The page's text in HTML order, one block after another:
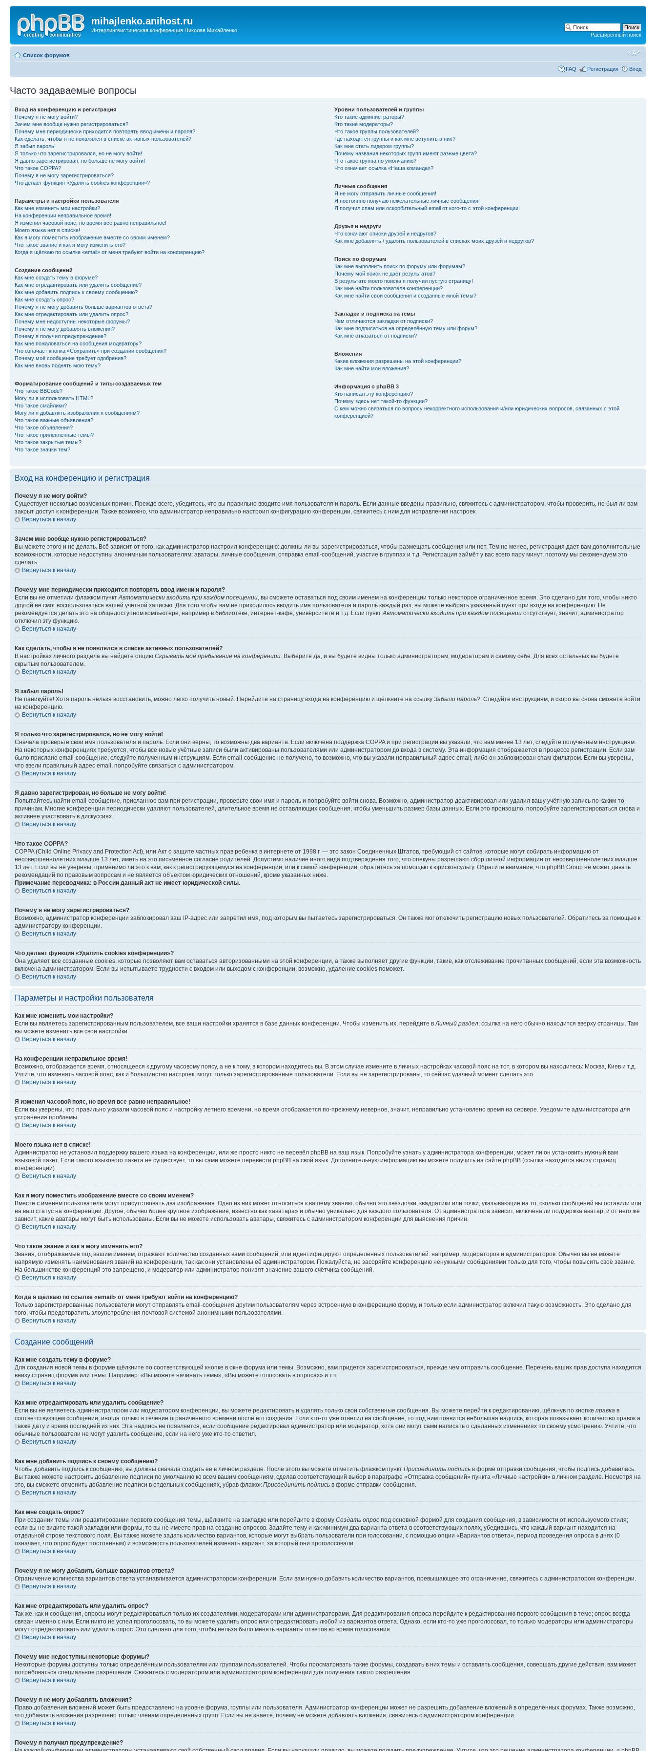
mihajlenko.anihost.ru
Интерлингвистическая конференция Николая Михайленко
Расширенный поиск
Список форумов
FAQ Регистрация Вход
Часто задаваемые вопросы
Вход на конференцию и регистрация
Почему я не могу войти?
Зачем мне вообще нужно регистрироваться?
Почему мне периодически приходится повторять ввод имени и пароля?
Как сделать, чтобы я не появлялся в списке активных пользователей?
Я забыл пароль!
Я только что зарегистрировался, но не могу войти!
Я давно зарегистрирован, но больше не могу войти!
Что такое COPPA?
Почему я не могу зарегистрироваться?
Что делает функция «Удалить cookies конференции»?
Параметры и настройки пользователя
Как мне изменить мои настройки?
На конференции неправильное время!
Я изменил часовой пояс, но время все равно неправильное!
Моего языка нет в списке!
Как я могу поместить изображение вместе со своим именем?
Что такое звание и как я могу изменить его?
Когда я щёлкаю по ссылке «email» от меня требуют войти на конференцию?
Создание сообщений
Как мне создать тему в форуме?
Как мне отредактировать или удалить сообщение?
Как мне добавить подпись к своему сообщению?
Как мне создать опрос?
Почему я не могу добавить больше вариантов ответа?
Как мне отредактировать или удалить опрос?
Почему мне недоступны некоторые форумы?
Почему я не могу добавлять вложения?
Почему я получил предупреждение?
Как мне пожаловаться на сообщения модератору?
Что означает кнопка «Сохранить» при создании сообщения?
Почему моё сообщение требует одобрения?
Как мне вновь поднять мою тему?
Форматирование сообщений и типы создаваемых тем
Что такое BBCode?
Могу ли я использовать HTML?
Что такое смайлики?
Могу ли я добавлять изображения к сообщениям?
Что такое важные объявления?
Что такое объявления?
Что такое прилепленные темы?
Что такое закрытые темы?
Что такое значки тем?
Уровни пользователей и группы
Кто такие администраторы?
Кто такие модераторы?
Что такое группы пользователей?
Где находятся группы и как мне вступить в них?
Как мне стать лидером группы?
Почему названия некоторых групп имеют разные цвета?
Что такое группа по умолчанию?
Что означает ссылка «Наша команда»?
Личные сообщения
Я не могу отправить личные сообщения!
Я постоянно получаю нежелательные личные сообщения!
Я получил спам или оскорбительный email от кого-то с этой конференции!
Друзья и недруги
Что означают списки друзей и недругов?
Как мне добавлять / удалять пользователей в списках моих друзей и недругов?
Поиск по форумам
Как мне выполнить поиск по форуму или форумам?
Почему мой поиск не даёт результатов?
В результате моего поиска я получил пустую страницу!
Как мне найти пользователя конференции?
Как мне найти свои сообщения и созданные мной темы?
Закладки и подписка на темы
Чем отличаются закладки от подписки?
Как мне подписаться на определённую тему или форум?
Как мне отказаться от подписки?
Вложения
Какие вложения разрешены на этой конференции?
Как мне найти мои вложения?
Информация о phpBB 3
Кто написал эту конференцию?
Почему здесь нет такой-то функции?
С кем можно связаться по вопросу некорректного использования и/или юридических вопросов, связанных с этой
конференцией?
Вход на конференцию и регистрация
Почему я не могу войти?
Существует несколько возможных причин. Прежде всего, убедитесь, что вы правильно вводите имя пользователя и пароль. Если данные введены правильно, свяжитесь с администратором, чтобы проверить, не был ли вам
закрыт доступ к конференции. Также возможно, что администратор неправильно настроил конфигурацию конференции, свяжитесь с ним для исправления настроек.
Вернуться к началу
Зачем мне вообще нужно регистрироваться?
Вы можете этого и не делать. Всё зависит от того, как администратор настроил конференцию: должны ли вы зарегистрироваться, чтобы размещать сообщения или нет. Тем не менее, регистрация дает вам дополнительные
возможности, которые недоступны анонимным пользователям: аватары, личные сообщения, отправка email-сообщений, участие в группах и т.д. Регистрация займёт у вас всего пару минут, поэтому мы рекомендуем это
сделать.
Вернуться к началу
Почему мне периодически приходится повторять ввод имени и пароля?
Если вы не отметили флажком пункт Автоматически входить при каждом посещении , вы сможете оставаться под своим именем на конференции только некоторое ограниченное время. Это сделано для того, чтобы никто
другой не смог воспользоваться вашей учётной записью. Для того чтобы вам не приходилось вводить имя пользователя и пароль каждый раз, вы можете выбрать указанный пункт при входе на конференцию. Не
рекомендуется делать это на общедоступном компьютере, например в библиотеке, интернет-кафе, университете и т.д. Если пункт Автоматически входить при каждом посещении отсутствует, значит, администратор
отключил эту функцию.
Вернуться к началу
Как сделать, чтобы я не появлялся в списке активных пользователей?
В настройках личного раздела вы найдете опцию Скрывать моё пребывание на конференции . Выберите Да , и вы будете видны только администраторам, модераторам и самому себе. Для всех остальных вы будете
скрытым пользователем.
Вернуться к началу
Я забыл пароль!
Не паникуйте! Хотя пароль нельзя восстановить, можно легко получить новый. Перейдите на страницу входа на конференцию и щёлкните на ссылку Забыли пароль? . Следуйте инструкциям, и скоро вы снова сможете войти
на конференцию.
Вернуться к началу
Я только что зарегистрировался, но не могу войти!
Сначала проверьте свои имя пользователя и пароль. Если они верны, то возможны два варианта. Если включена поддержка COPPA и при регистрации вы указали, что вам менее 13 лет, следуйте полученным инструкциям.
На некоторых конференциях требуется, чтобы все новые учётные записи были активированы пользователями или администратором до входа в систему. Эта информация отображается в процессе регистрации. Если вам
было прислано email-сообщение, следуйте полученным инструкциям. Если email-сообщение не получено, то возможно, что вы указали неправильный адрес email, либо он заблокирован спам-фильтром. Если вы уверены,
что ввели правильный адрес email, попробуйте связаться с администратором.
Вернуться к началу
Я давно зарегистрирован, но больше не могу войти!
Попытайтесь найти email-сообщение, присланное вам при регистрации, проверьте свои имя и пароль и попробуйте войти снова. Возможно, администратор деактивировал или удалил вашу учётную запись по каким-то
причинам. Многие конференции периодически удаляют пользователей, длительное время не оставляющих сообщения, чтобы уменьшить размер базы данных. Если это произошло, попробуйте зарегистрироваться снова и
активнее участвовать в дискуссиях.
Вернуться к началу
Что такое COPPA?
COPPA (Child Online Privacy and Protection Act), или Акт о защите частных прав ребенка в интернете от 1998 г. — это закон Соединенных Штатов, требующий от сайтов, которые могут собирать информацию от
несовершеннолетних младше 13 лет, иметь на это письменное согласие родителей. Допустимо наличие иного вида подтверждения того, что опекуны разрешают сбор личной информации от несовершеннолетних младше
13 лет. Если вы не уверены, применимо ли это к вам, как к регистрирующемуся на конференции, или к самой конференции, обратитесь за помощью к юрисконсульту. Обратите внимание, что phpBB Group не может давать
рекомендаций по правовым вопросам и не является объектом юридических отношений, кроме указанных ниже.
Примечание переводчика: в России данный акт не имеет юридической силы.
Вернуться к началу
Почему я не могу зарегистрироваться?
Возможно, администратор конференции заблокировал ваш IP-адрес или запретил имя, под которым вы пытаетесь зарегистрироваться. Он также мог отключить регистрацию новых пользователей. Обратитесь за помощью к
администратору конференции.
Вернуться к началу
Что делает функция «Удалить cookies конференции»?
Она удаляет все созданные cookies, которые позволяют вам оставаться авторизованными на этой конференции, а также выполняет другие функции, такие, как отслеживание прочитанных сообщений, если эта возможность
включена администратором. Если вы испытываете трудности с входом или выходом с конференции, возможно, удаление cookies поможет.
Вернуться к началу
Параметры и настройки пользователя
Как мне изменить мои настройки?
Если вы являетесь зарегистрированным пользователем, все ваши настройки хранятся в базе данных конференции. Чтобы изменить их, перейдите в Личный раздел; ссылка на него обычно находится вверху страницы. Там
вы можете изменить все свои настройки.
Вернуться к началу
На конференции неправильное время!
Возможно, отображается время, относящееся к другому часовому поясу, а не к тому, в котором находитесь вы. В этом случае измените в личных настройках часовой пояс на тот, в котором вы находитесь: Москва, Киев и т.д.
Учтите, что изменять часовой пояс, как и большинство настроек, могут только зарегистрированные пользователи. Если вы не зарегистрированы, то сейчас удачный момент сделать это.
Вернуться к началу
Я изменил часовой пояс, но время все равно неправильное!
Если вы уверены, что правильно указали часовой пояс и настройку летнего времени, но время отображается по-прежнему неверное, значит, неправильно установлено время на сервере. Уведомите администратора для
устранения проблемы.
Вернуться к началу
Моего языка нет в списке!
Администратор не установил поддержку вашего языка на конференции, или же просто никто не перевёл phpBB на ваш язык. Попробуйте узнать у администратора конференции, может ли он установить нужный вам
языковой пакет. Если такого языкового пакета не существует, то вы сами можете перевести phpBB на свой язык. Дополнительную информацию вы можете получить на сайте phpBB (ссылка находится внизу страниц
конференции)
Вернуться к началу
Как я могу поместить изображение вместе со своим именем?
Вместе с именем пользователя могут присутствовать два изображения. Одно из них может относиться к вашему званию, обычно это звёздочки, квадратики или точки, указывающие на то, сколько сообщений вы оставили или
на ваш статус на конференции. Другое, обычно более крупное изображение, известно как «аватара» и обычно уникально для каждого пользователя. От администратора зависит, включена ли поддержка аватар, и от него же
зависит, какие аватары могут быть использованы. Если вы не можете использовать аватары, свяжитесь с администратором конференции для выяснения причин.
Вернуться к началу
Что такое звание и как я могу изменить его?
Звания, отображаемые под вашим именем, отражают количество созданных вами сообщений, или идентифицируют определённых пользователей: например, модераторов и администраторов. Обычно вы не можете
напрямую изменять наименования званий на конференции, так как они установлены её администратором. Пожалуйста, не засоряйте конференцию ненужными сообщениями только для того, чтобы повысить своё звание.
На большинстве конференций это запрещено, и модератор или администратор понизят значение вашего счётчика сообщений.
Вернуться к началу
Когда я щёлкаю по ссылке «email» от меня требуют войти на конференцию?
Только зарегистрированные пользователи могут отправлять email-сообщения другим пользователям через встроенную в конференцию форму, и только если администратор включил такую возможность. Это сделано для
того, чтобы предотвратить злоупотребления почтовой системой анонимными пользователями.
Вернуться к началу
Создание сообщений
Как мне создать тему в форуме?
Для создания новой темы в форуме щёлкните по соответствующей кнопке в окне форума или темы. Возможно, вам придется зарегистрироваться, прежде чем отправить сообщение. Перечень ваших прав доступа находится
внизу страниц форума или темы. Например: «Вы можете начинать темы», «Вы можете голосовать в опросах» и т.п.
Вернуться к началу
Как мне отредактировать или удалить сообщение?
Если вы не являетесь администратором или модератором конференции, вы можете редактировать и удалять только свои собственные сообщения. Вы можете перейти к редактированию, щёлкнув по кнопке правка в
соответствующем сообщении, иногда только в течение ограниченного времени после его создания. Если кто-то уже ответил на сообщение, то под ним появится небольшая надпись, которая показывает количество правок а
также дату и время последней из них. Эта надпись не появляется, если сообщение редактировал администратор или модератор, хотя они могут сами написать о сделанных изменениях по своему усмотрению. Учтите, что
обычные пользователи не могут удалить сообщение, если на него уже кто-то ответил.
Вернуться к началу
Как мне добавить подпись к своему сообщению?
Чтобы добавить подпись к сообщению, вы должны сначала создать её в личном разделе. После этого вы можете отметить флажком пункт Присоединить подпись в форме отправки сообщения, чтобы подпись добавилась.
Вы также можете настроить добавление подписи по умолчанию ко всем вашим сообщениям, сделав соответствующий выбор в параграфе «Отправка сообщений» пункта «Личные настройки» в личном разделе. Несмотря на
это, вы сможете отменить добавление подписи в отдельных сообщениях, убрав флажок Присоединить подпись в форме отправки сообщения.
Вернуться к началу
Как мне создать опрос?
При создании темы или редактировании первого сообщения темы, щёлкните на закладке или перейдите в форму Создать опрос под основной формой для создания сообщения, в зависимости от используемого стиля;
если вы не видите такой закладки или формы, то вы не имеете прав на создание опросов. Задайте тему и как минимум два варианта ответа в соответствующих полях, убедившись, что каждый вариант находится на
отдельной строке текстового поля. Вы также можете задать количество вариантов, которые могут выбрать пользователи при голосовании, с помощью опции «Вариантов ответа», период проведения опроса в днях (0
означает, что опрос будет постоянным) и возможность пользователей изменять вариант, за который они проголосовали.
Вернуться к началу
Почему я не могу добавить больше вариантов ответа?
Ограничение количества вариантов ответа устанавливается администратором конференции. Если вам нужно добавить количество вариантов, превышающее это ограничение, свяжитесь с администратором конференции.
Вернуться к началу
Как мне отредактировать или удалить опрос?
Так же, как и сообщения, опросы могут редактироваться только их создателями, модераторами или администраторами. Для редактирования опроса перейдите к редактированию первого сообщения в теме; опрос всегда
связан именно с ним. Если никто не успел проголосовать, то вы можете удалить опрос или отредактировать любой из вариантов ответа. Однако, если кто-то уже проголосовал, то только модераторы или администраторы
могут отредактировать или удалить опрос. Это сделано для того, чтобы нельзя было менять варианты ответов во время голосования.
Вернуться к началу
Почему мне недоступны некоторые форумы?
Некоторые форумы доступны только определённым пользователям или группам пользователей. Чтобы просматривать такие форумы, создавать в них темы и оставлять сообщения, совершать другие действия, вам может
потребоваться специальное разрешение. Свяжитесь с модератором или администратором конференции для получения такого разрешения.
Вернуться к началу
Почему я не могу добавлять вложения?
Право добавления вложений может быть предоставлено на уровне форума, группы или пользователя. Администратор конференции может не разрешить добавление вложений в определённых форумах. Также возможно,
что добавлять вложения разрешено только членам определённых групп. Если вы не знаете, почему не можете добавлять вложения, свяжитесь с администратором конференции.
Вернуться к началу
Почему я получил предупреждение?